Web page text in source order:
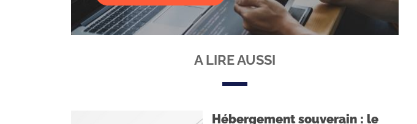
A LIRE AUSSI
Hébergement souverain : le